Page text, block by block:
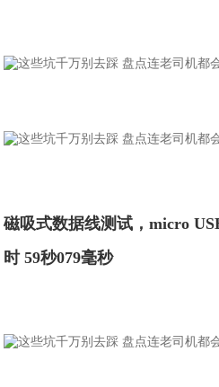
磁吸式数据线测试，micro
时 59秒079毫秒